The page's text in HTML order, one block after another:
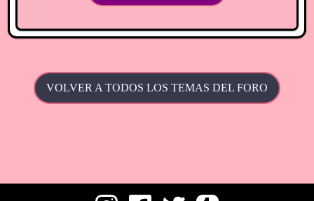
VOLVER A TODOS LOS TEMAS DEL FORO